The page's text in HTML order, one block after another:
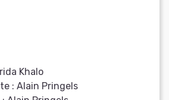
Khalo
: Alain Pringels